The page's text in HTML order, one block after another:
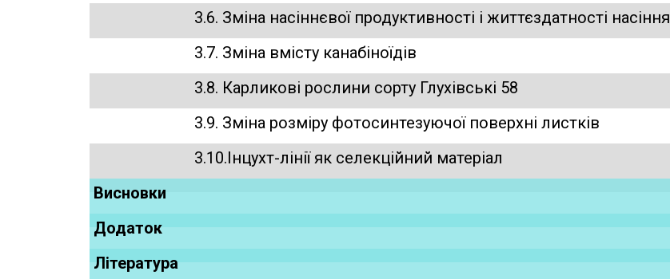
3.6. Зміна насіннєвої продуктивності і життєздатності насіння
3.7. Зміна вмісту канабіноїдів
3.8. Карликові рослини сорту Глухівські 58
3.9. Зміна розміру фотосинтезуючої поверхні листків
3.10.Інцухт-лінії як селекційний матеріал
Висновки
Додаток
Література